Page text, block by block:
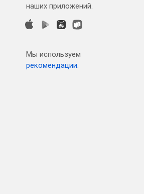
наших приложений.
Мы используем
рекомендации.